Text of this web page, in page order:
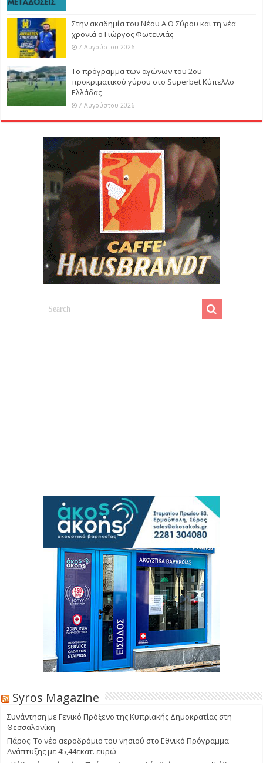
Στην ακαδημία του Νέου Α.Ο Σύρου και τη νέα
χρονιά ο Γιώργος Φωτεινιάς
7 Αυγούστου 2026
Το πρόγραμμα των αγώνων του 2ου
προκριματικού γύρου στο Superbet Κύπελλο
Ελλάδας
7 Αυγούστου 2026
Syros Magazine
Συνάντηση με Γενικό Πρόξενο της Κυπριακής Δημοκρατίας στη
Θεσσαλονίκη
Πάρος: Το νέο αεροδρόμιο του νησιού στο Εθνικό Πρόγραμμα
Ανάπτυξης με 45,44εκατ. ευρώ